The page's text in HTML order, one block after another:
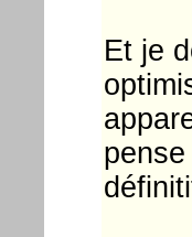
Et je